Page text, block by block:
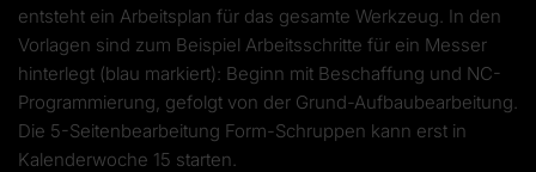
entsteht ein Arbeitsplan für das gesamte Werkzeug. In den
Vorlagen sind zum Beispiel Arbeitsschritte für ein Messer
hinterlegt (blau markiert): Beginn mit Beschaffung und NC-
Programmierung, gefolgt von der Grund-Aufbaubearbeitung.
Die 5-Seitenbearbeitung Form-Schruppen kann erst in
Kalenderwoche 15 starten.